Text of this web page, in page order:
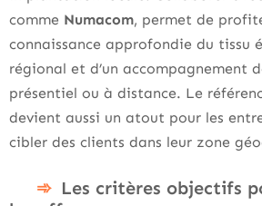
comme Numacom, permet de
connaissance approfondie du tissu
régional et d’un accompagnement
présentiel ou à distance. Le
devient aussi un atout pour les
cibler des clients dans leur zone
Les critères objectifs